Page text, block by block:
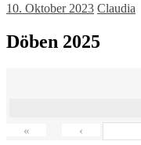
10. Oktober 2023 Claudia
Döben 2025
« ‹